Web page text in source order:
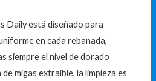
Daily está diseñado para
en cada rebanada,
siempre el nivel de dorado
migas extraíble, la limpieza es